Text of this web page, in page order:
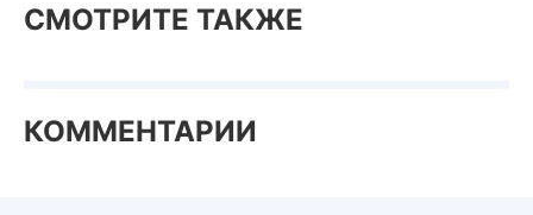
СМОТРИТЕ ТАКЖЕ
КОММЕНТАРИИ